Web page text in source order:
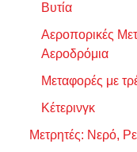
Βυτία
Αεροπορικές
Αεροδρόμια
Μεταφορές με
Κέτερινγκ
Μετρητές: Νερό,